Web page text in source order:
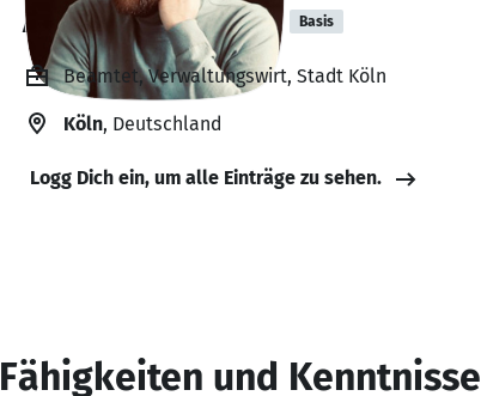
Alexander Biesel Basis
Beamtet, Verwaltungswirt, Stadt Köln
Köln, Deutschland
Logg Dich ein, um alle Einträge zu sehen.
Fähigkeiten und Kenntnisse